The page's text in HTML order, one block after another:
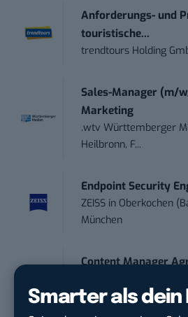
Smarter als dein
Anforderungs- und
touristische...
trendtours Holding
Sales-Manager (m/
Marketing
.wtv Württemberger
Heilbronn, F...
Endpoint Security
ZEISS in Oberkochen
München
Content Manager
Josera Erbacher
Remote / Mob...